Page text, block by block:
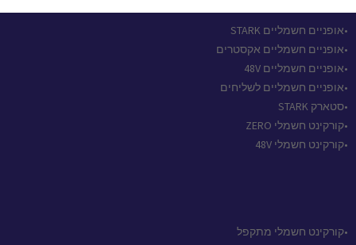
•אופניים חשמליים STARK
•אופניים חשמליים אקסטרים
•אופניים חשמליים 48V
•אופניים חשמליים לשליחים
•סטארק STARK
•קורקינט חשמלי ZERO
•קורקינט חשמלי 48V
•קורקינט חשמלי מתקפל